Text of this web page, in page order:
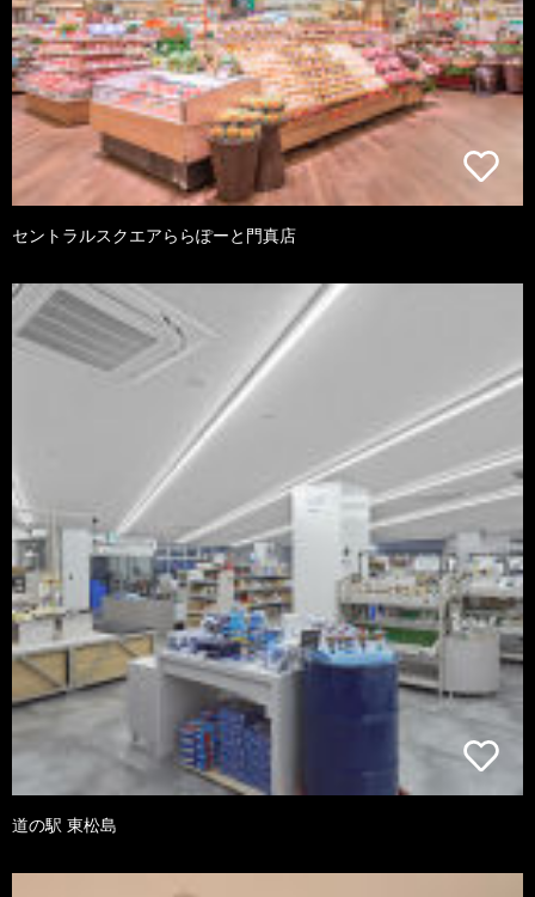
セントラルスクエアららぽーと門真店
道の駅 東松島